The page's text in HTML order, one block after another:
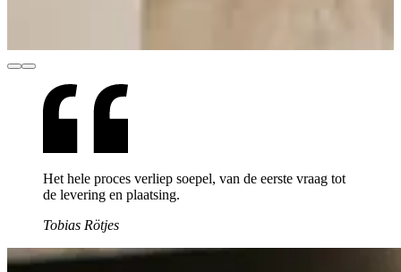
Het hele proces verliep soepel, van de eerste vraag tot
de levering en plaatsing.
Tobias Rötjes